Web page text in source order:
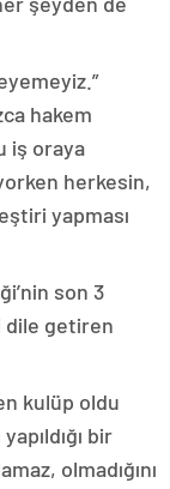
hakem
iş oraya
herkesin,
yapması
son 3
dile getiren
kulüp oldu
bir
olmadığını